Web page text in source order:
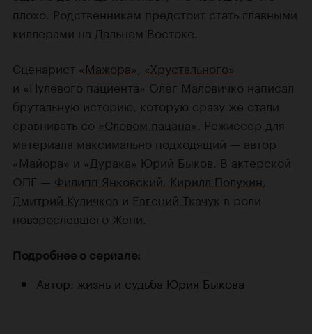
плохо. Родственникам предстоит стать главными
киллерами на Дальнем Востоке.
Сценарист «Мажора» «Хрустального»
и «Нулевого пациента» Олег Маловичко написал
брутальную историю, которую сразу же стали
сравнивать со «Словом пацана» . Режиссер для
материала максимально подходящий — автор
«Майора» и «Дурака» Юрий Быков. В актерской
ОПГ — Филипп Янковский Кирилл Полухин
Дмитрий Куличков и Евгений Ткачук в роли
повзрослевшего Жени.
Подробнее о сериале:
Автор: жизнь и судьба Юрия Быкова